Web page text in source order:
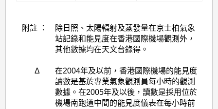
附註 ：
除日照、太陽輻射及蒸發量在京士柏氣象
站記錄和能見度在香港國際機場觀測外，
其他數據均在天文台錄得。
Δ
在2004年及以前，香港國際機場的能見度
讀數是基於專業氣象觀測員每小時的觀測
數據。在2005年及以後，讀數是採用位於
機場南跑道中間的能見度儀表在每小時前